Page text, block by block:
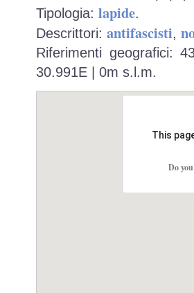
Tipologia: lapide.
Descrittori: antifascisti,
Riferimenti geografici:
30.991E | 0m s.l.m.
This
Do